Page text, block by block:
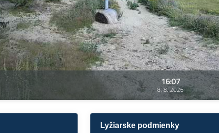
16:07
8. 8. 2026
Lyžiarske podmienky